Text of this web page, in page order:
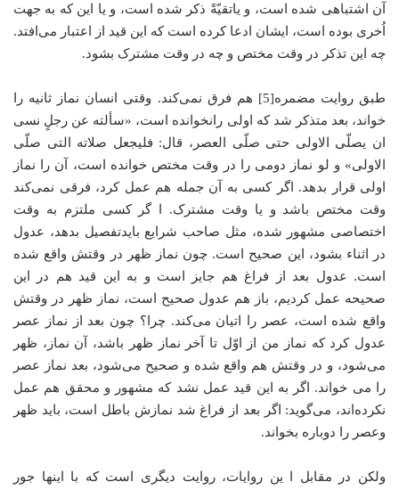
آن اشتباهی شده است، و یاتقیّةً ذکر شده است، و یا این که به جهت
اُخری بوده است، ایشان ادعا کرده است که این قید از اعتبار می‌افتد.
چه این تذکر در وقت مختص و چه در وقت مشترک بشود.
طبق روایت مضمره[5] هم فرق نمی‌کند. وقتی انسان نماز ثانیه را
خواند، بعد متذکر شد که اولی رانخوانده است، «سألته عن رجلٍ نسی
ان یصلّی الاولی حتی صلّی العصر، قال: فلیجعل صلاته التی صلّی
الاولی» و لو نماز دومی را در وقت مختص خوانده است، آن را نماز
اولی قرار بدهد. اگر کسی به آن جمله هم عمل کرد، فرقی نمی‌کند
وقت مختص باشد و یا وقت مشترک. ا گر کسی ملتزم به وقت
اختصاصی مشهور شده، مثل صاحب شرایع بایدتفصیل بدهد، عدول
در اثناء بشود، این صحیح است. چون نماز ظهر در وقتش واقع شده
است. عدول بعد از فراغ هم جایز است و به این قید هم در این
صحیحه عمل کردیم، باز هم عدول صحیح است، نماز ظهر در وقتش
واقع شده است، عصر را اتیان می‌کند. چرا؟ چون بعد از نماز عصر
عدول کرد که نماز من از اوّل تا آخر نماز ظهر باشد، آن نماز، ظهر
می‌شود، و در وقتش هم واقع شده و صحیح می‌شود، بعد نماز عصر
را می خواند. اگر به این قید عمل نشد که مشهور و محقق هم عمل
نکرده‌اند، می‌گوید: اگر بعد از فراغ شد نمازش باطل است، باید ظهر
وعصر را دوباره بخواند.
ولکن در مقابل ا ین روایات، روایت دیگری است که با اینها جور